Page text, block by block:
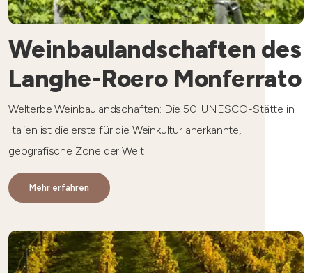
Weinbaulandschaften des
Langhe-Roero Monferrato
Welterbe Weinbaulandschaften: Die 50. UNESCO-Stätte in
Italien ist die erste für die Weinkultur anerkannte,
geografische Zone der Welt
Mehr erfahren